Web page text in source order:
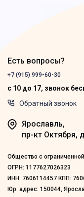
Есть вопросы?
+7 (915) 999-60-30
с 10 до 17, звонок
Обратный звонок
Ярославль,
пр-кт Октября,
Общество с
ОГРН: 1177627026323
ИНН: 7606114457 КПП:
Юр. адрес: 150044,